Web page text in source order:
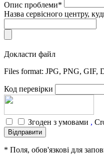
Опис проблеми*
Назва сервісного центру,
Докласти файл
Files format: JPG, PNG, GIF,
Код перевірки
Згоден з умовами ,
* Поля, обов'язкові для